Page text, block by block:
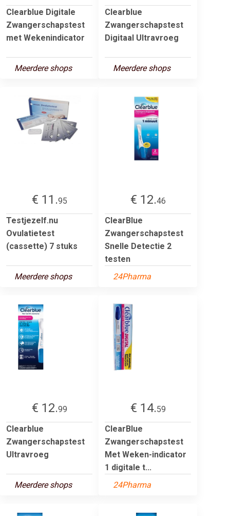
Clearblue Digitale
Zwangerschapstest
met Wekenindicator
Meerdere shops
Clearblue
Zwangerschapstest
Digitaal Ultravroeg
Meerdere shops
€ 11.95
Testjezelf.nu
Ovulatietest
(cassette) 7 stuks
Meerdere shops
€ 12.46
ClearBlue
Zwangerschapstest
Snelle Detectie 2
testen
24Pharma
€ 12.99
Clearblue
Zwangerschapstest
Ultravroeg
Meerdere shops
€ 14.59
ClearBlue
Zwangerschapstest
Met Weken-indicator
1 digitale t...
24Pharma